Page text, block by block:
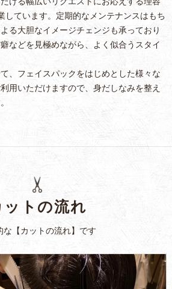
しています。定期的なメンテナンスはもち
る大胆なイメージチェンジも承っており
などを見極めながら、よく似合うスタイ
、フェイスパックをはじめとした様々な
用いただけますので、身だしなみを整え
ットの流れ
な【カットの流れ】です